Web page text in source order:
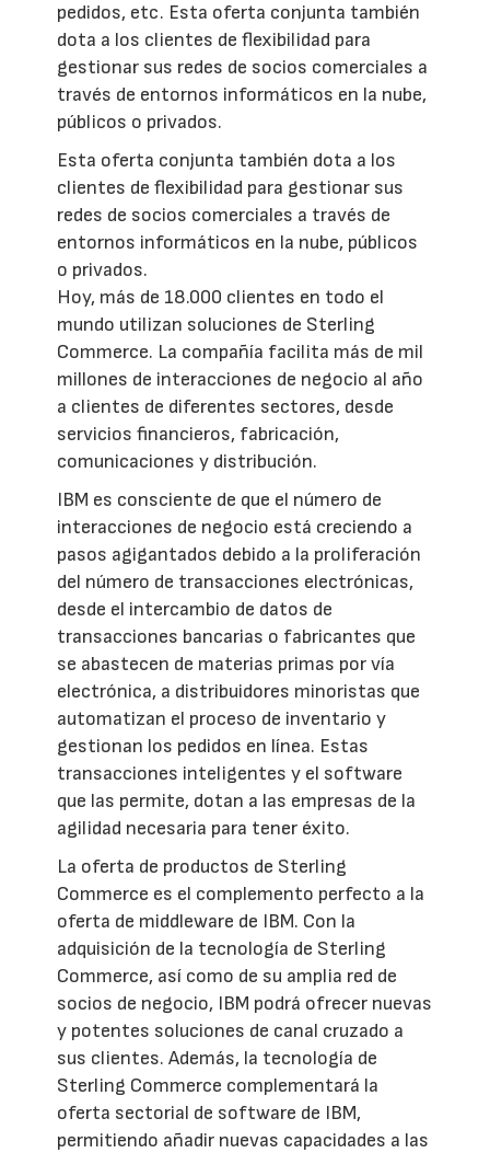
pedidos, etc. Esta oferta conjunta también
dota a los clientes de flexibilidad para
gestionar sus redes de socios comerciales a
través de entornos informáticos en la nube,
públicos o privados.
Esta oferta conjunta también dota a los
clientes de flexibilidad para gestionar sus
redes de socios comerciales a través de
entornos informáticos en la nube, públicos
o privados.
Hoy, más de 18.000 clientes en todo el
mundo utilizan soluciones de Sterling
Commerce. La compañía facilita más de mil
millones de interacciones de negocio al año
a clientes de diferentes sectores, desde
servicios financieros, fabricación,
comunicaciones y distribución.
IBM es consciente de que el número de
interacciones de negocio está creciendo a
pasos agigantados debido a la proliferación
del número de transacciones electrónicas,
desde el intercambio de datos de
transacciones bancarias o fabricantes que
se abastecen de materias primas por vía
electrónica, a distribuidores minoristas que
automatizan el proceso de inventario y
gestionan los pedidos en línea. Estas
transacciones inteligentes y el software
que las permite, dotan a las empresas de la
agilidad necesaria para tener éxito.
La oferta de productos de Sterling
Commerce es el complemento perfecto a la
oferta de middleware de IBM. Con la
adquisición de la tecnología de Sterling
Commerce, así como de su amplia red de
socios de negocio, IBM podrá ofrecer nuevas
y potentes soluciones de canal cruzado a
sus clientes. Además, la tecnología de
Sterling Commerce complementará la
oferta sectorial de software de IBM,
permitiendo añadir nuevas capacidades a las